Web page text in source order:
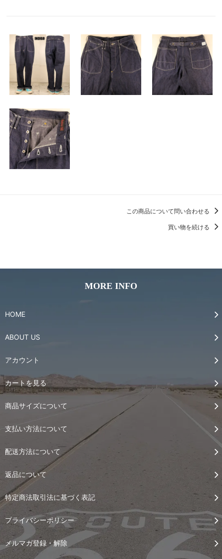
この商品について問い合わせる
買い物を続ける
MORE INFO
HOME
ABOUT US
アカウント
カートを見る
商品サイズについて
支払い方法について
配送方法について
返品について
特定商法取引法に基づく表記
プライバシーポリシー
メルマガ登録・解除